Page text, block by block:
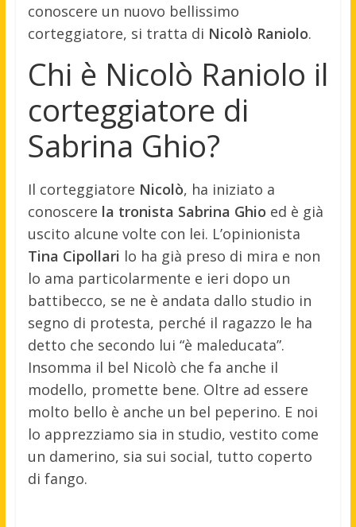
conoscere un nuovo bellissimo
corteggiatore, si tratta di Nicolò Raniolo.
Chi è Nicolò Raniolo il
corteggiatore di
Sabrina Ghio?
Il corteggiatore Nicolò, ha iniziato a
conoscere la tronista Sabrina Ghio ed è già
uscito alcune volte con lei. L’opinionista
Tina Cipollari lo ha già preso di mira e non
lo ama particolarmente e ieri dopo un
battibecco, se ne è andata dallo studio in
segno di protesta, perché il ragazzo le ha
detto che secondo lui “è maleducata”.
Insomma il bel Nicolò che fa anche il
modello, promette bene. Oltre ad essere
molto bello è anche un bel peperino. E noi
lo apprezziamo sia in studio, vestito come
un damerino, sia sui social, tutto coperto
di fango.